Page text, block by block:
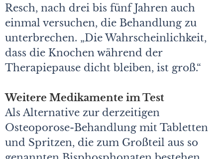
Resch, nach drei bis fünf Jahren auch
einmal versuchen, die Behandlung zu
unterbrechen. „Die Wahrscheinlichkeit,
dass die Knochen während der
Therapiepause dicht bleiben, ist groß.“
Weitere Medikamente im Test
Als Alternative zur derzeitigen
Osteoporose-Behandlung mit Tabletten
und Spritzen, die zum Großteil aus so